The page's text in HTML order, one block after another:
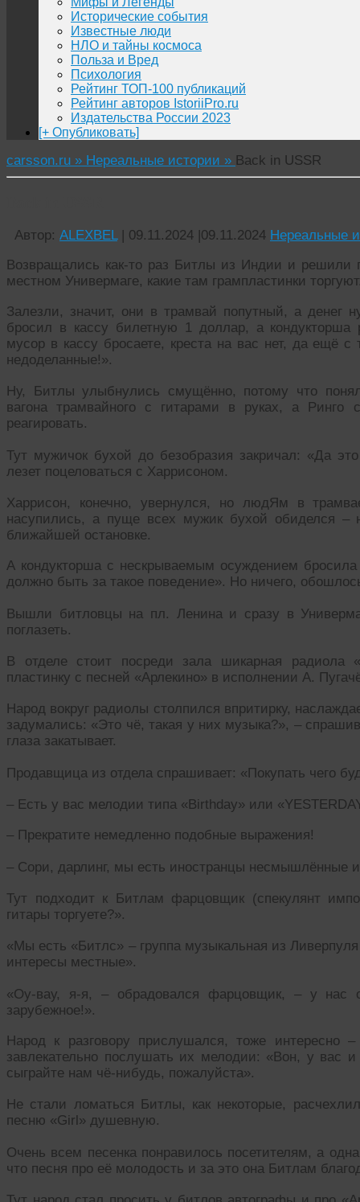
Исторические события
Известные люди
НЛО и тайны космоса
Польза и Вред
Психология
Рейтинг ТОП-100 публикаций
Рейтинг авторов IstoriiPro.ru
Издательства России 2023
[+ Опубликовать]
carsson.ru » Нереальные истории » Back in USSR
Автор: ALEXBEL | 09.11.2024 |09.11.2024 Нереальные
Возвращались как-то раз Битлы из Индии и решили
местном Универмаге, какие там грампластинки
Залезли, значит, они в трамвай попутный, а денег
бросил в кассу билетную 1 доллар, а кондукторша
мусор в кассу бросаете, креста на вас нет, да ещё
недоделанные!».
Ну, Битлы улыбнулись смущённо, потому что
вагона трамвайного с гитарами в руках, а
реагировать.
Тут мужичок бухой до безобразия закричал: «Да
лезет поцеловаться с Харрисоном.
Харрисон, конечно, увернулся, но людЯм в
насупились, а пуще всех мужик бухой обиделся
ближайшей остановке.
А кондукторша с нескрываемым осуждением
должно быть за такое поведение». Но ничего,
Вышли битловцы на пл. Ленина и сразу в
поглазеть.
В отделе стоит посреди зала шикарная радиола
пластинку с песней «Арлекино» в исполнении А.
Народ вокруг радиолы столпился впритирку,
задумались: «Это чё, такая у них музыка?», –
глаза закатывает.
Продавщица из отдела спрашивает: «Покупать чего
– Есть у вас мелодии типа «Birthday» или
– Прекратите немедленно подобные выражения!
– Сори, дарлинг, мы есть иностранцы несмышлённые
Тут подходит к Битлам фарцовщик (спекулянт
гитары торгуете?».
«Мы есть «Битлс» – группа музыкальная из
интересы местные».
«Оу-вау, я-я, – обрадовался фарцовщик, – у нас
зарубежное!».
Народ к разговору прислушался, тоже интересно
завлекательно послушать их мелодии: «Вон, у вас
сыграйте нам чё-нибудь, пожалуйста».
Не стали ломаться Битлы, как некоторые,
песню «Girl» душевную.
Очень всем песенка понравилось посетителям, а
что песня про её молодость и за это она Битлам